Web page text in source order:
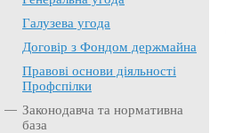
Галузева угода
Договір з Фондом держмайна
Правові основи діяльності
Профспілки
Законодавча та нормативна
база